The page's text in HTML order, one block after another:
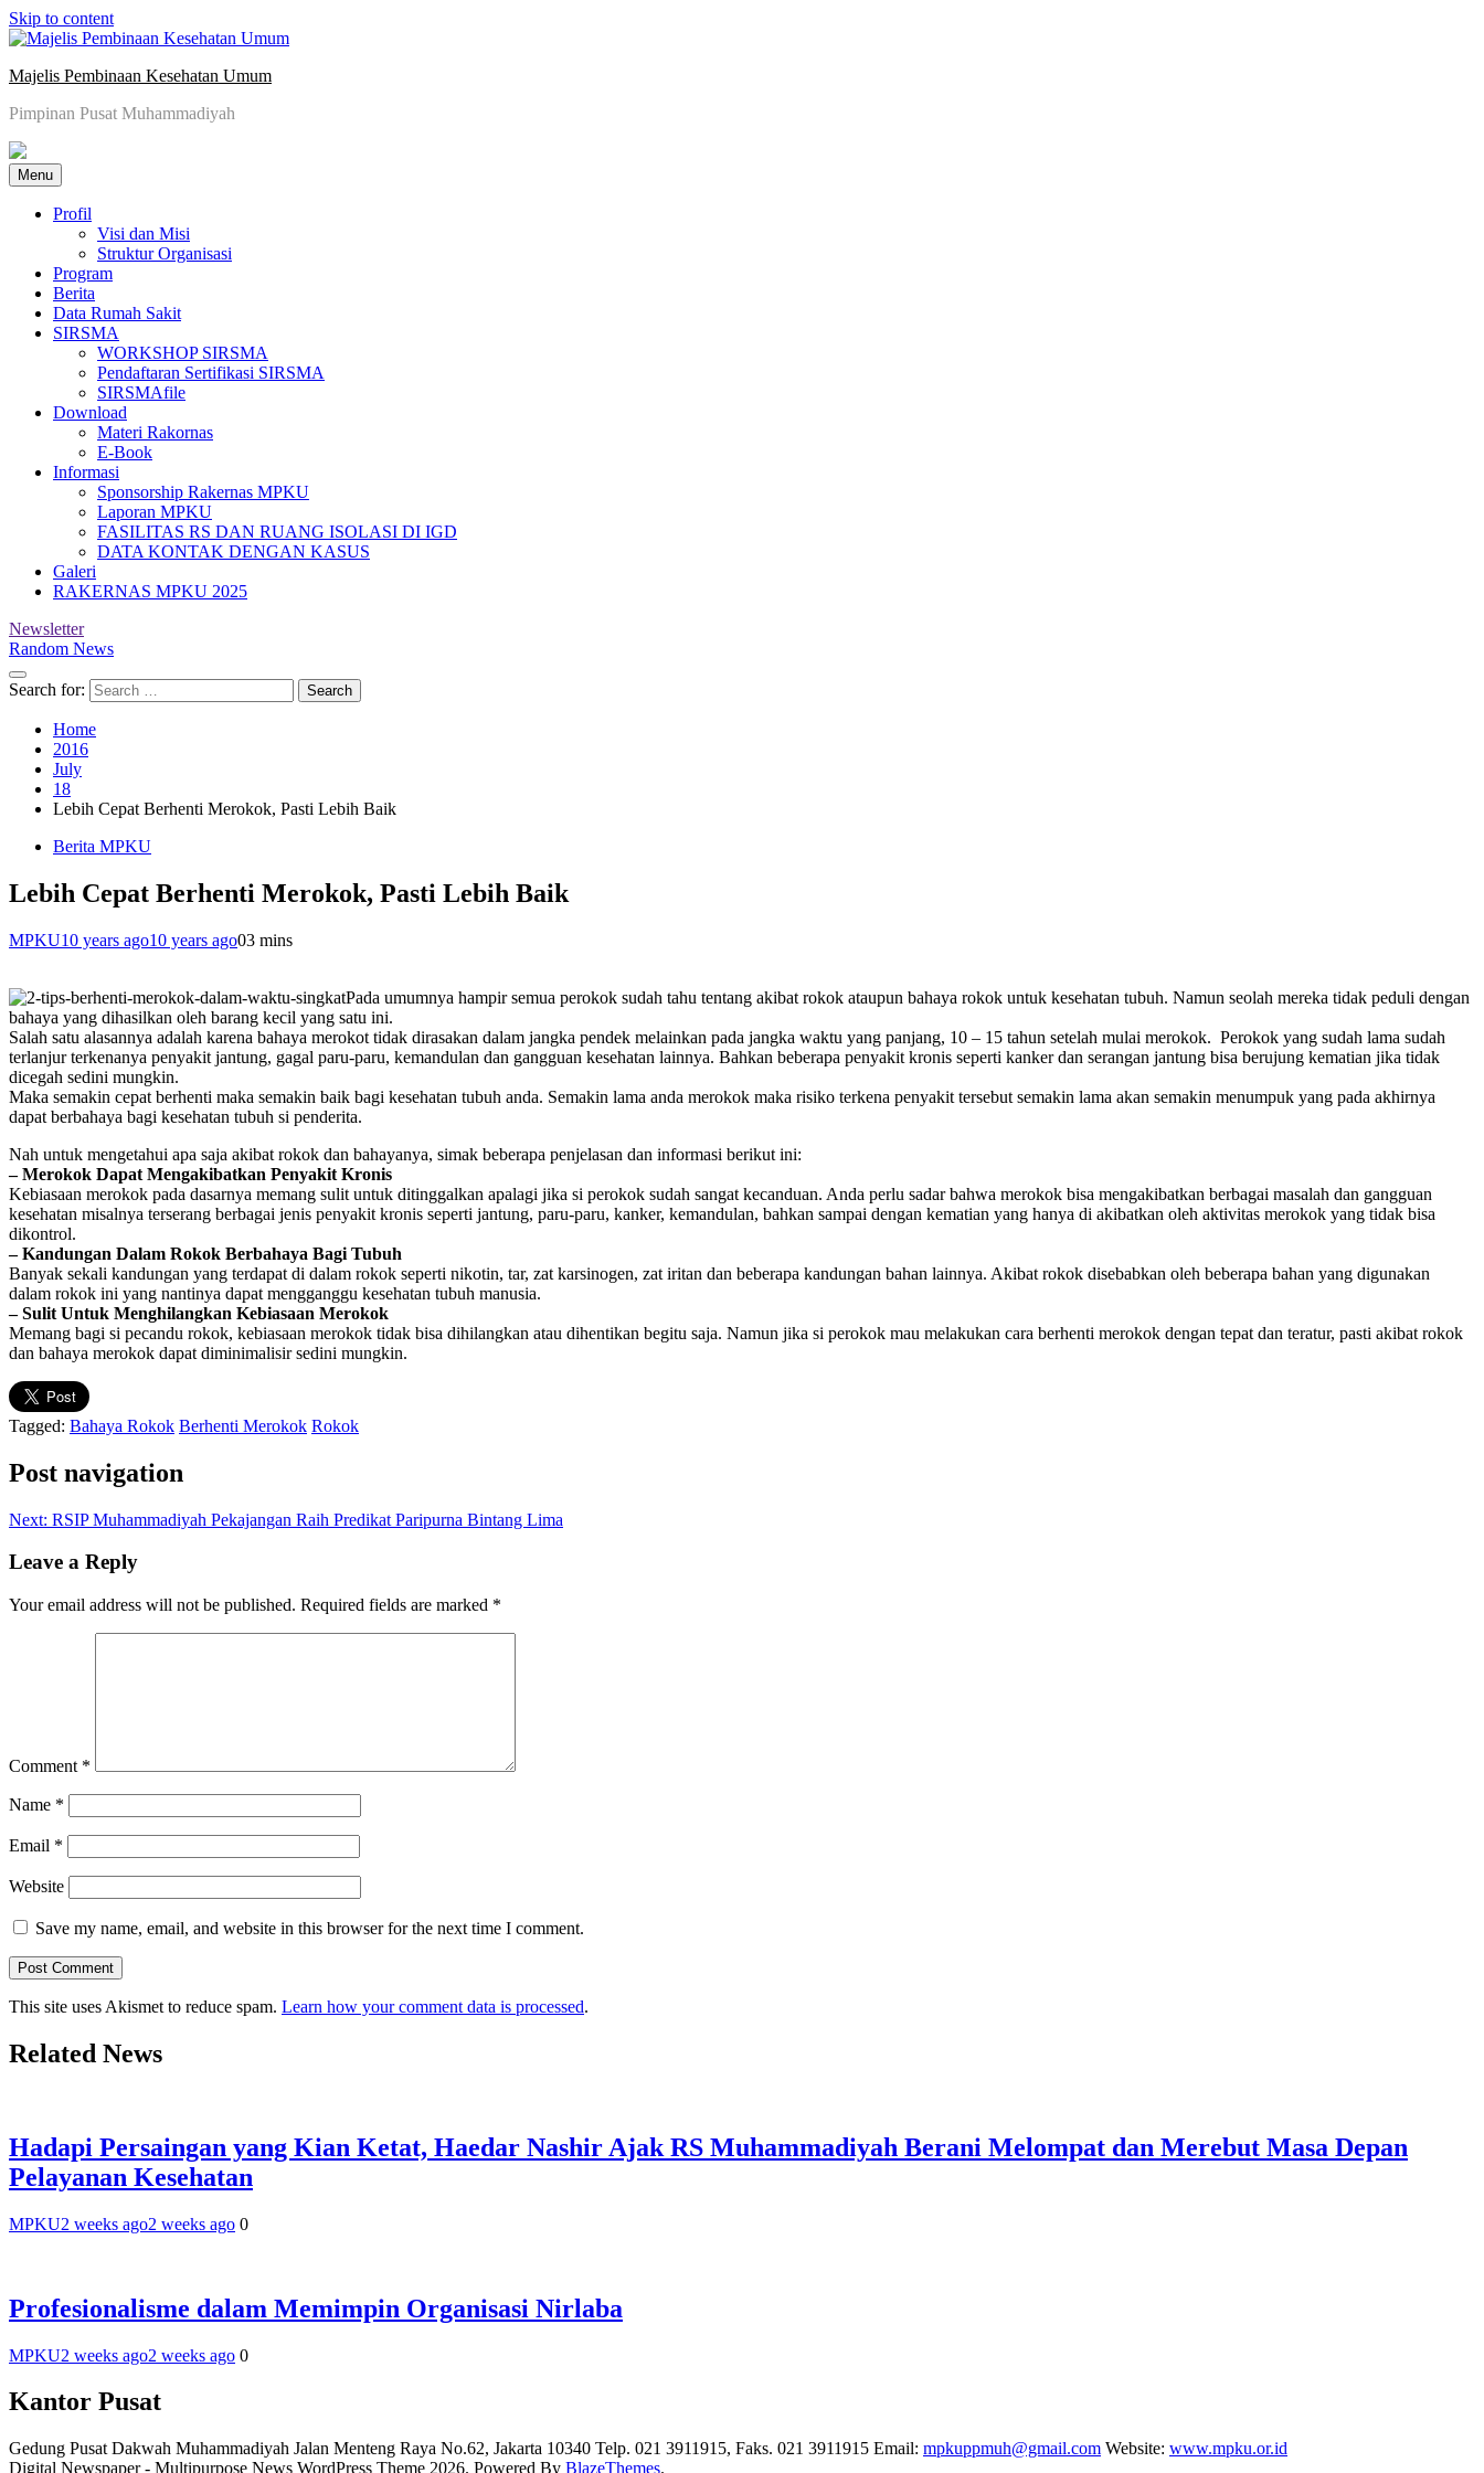
Skip to content
Majelis Pembinaan Kesehatan Umum
Pimpinan Pusat Muhammadiyah
Menu
Profil
Visi dan Misi
Struktur Organisasi
Program
Berita
Data Rumah Sakit
SIRSMA
WORKSHOP SIRSMA
Pendaftaran Sertifikasi SIRSMA
SIRSMAfile
Download
Materi Rakornas
E-Book
Informasi
Sponsorship Rakernas MPKU
Laporan MPKU
FASILITAS RS DAN RUANG ISOLASI DI IGD
DATA KONTAK DENGAN KASUS
Galeri
RAKERNAS MPKU 2025
Newsletter
Random News
Search for:
Home
2016
July
18
Lebih Cepat Berhenti Merokok, Pasti Lebih Baik
Berita MPKU
Lebih Cepat Berhenti Merokok, Pasti Lebih Baik
MPKU10 years ago10 years ago03 mins
Pada umumnya hampir semua perokok sudah tahu tentang akibat rokok ataupun bahaya rokok untuk kesehatan tubuh. Namun seolah mereka tidak peduli dengan
bahaya yang dihasilkan oleh barang kecil yang satu ini.
Salah satu alasannya adalah karena bahaya merokot tidak dirasakan dalam jangka pendek melainkan pada jangka waktu yang panjang, 10 – 15 tahun setelah mulai merokok. Perokok yang sudah lama sudah
terlanjur terkenanya penyakit jantung, gagal paru-paru, kemandulan dan gangguan kesehatan lainnya. Bahkan beberapa penyakit kronis seperti kanker dan serangan jantung bisa berujung kematian jika tidak
dicegah sedini mungkin.
Maka semakin cepat berhenti maka semakin baik bagi kesehatan tubuh anda. Semakin lama anda merokok maka risiko terkena penyakit tersebut semakin lama akan semakin menumpuk yang pada akhirnya
dapat berbahaya bagi kesehatan tubuh si penderita.
Nah untuk mengetahui apa saja akibat rokok dan bahayanya, simak beberapa penjelasan dan informasi berikut ini:
– Merokok Dapat Mengakibatkan Penyakit Kronis
Kebiasaan merokok pada dasarnya memang sulit untuk ditinggalkan apalagi jika si perokok sudah sangat kecanduan. Anda perlu sadar bahwa merokok bisa mengakibatkan berbagai masalah dan gangguan
kesehatan misalnya terserang berbagai jenis penyakit kronis seperti jantung, paru-paru, kanker, kemandulan, bahkan sampai dengan kematian yang hanya di akibatkan oleh aktivitas merokok yang tidak bisa
dikontrol.
– Kandungan Dalam Rokok Berbahaya Bagi Tubuh
Banyak sekali kandungan yang terdapat di dalam rokok seperti nikotin, tar, zat karsinogen, zat iritan dan beberapa kandungan bahan lainnya. Akibat rokok disebabkan oleh beberapa bahan yang digunakan
dalam rokok ini yang nantinya dapat mengganggu kesehatan tubuh manusia.
– Sulit Untuk Menghilangkan Kebiasaan Merokok
Memang bagi si pecandu rokok, kebiasaan merokok tidak bisa dihilangkan atau dihentikan begitu saja. Namun jika si perokok mau melakukan cara berhenti merokok dengan tepat dan teratur, pasti akibat rokok
dan bahaya merokok dapat diminimalisir sedini mungkin.
Tagged: Bahaya Rokok Berhenti Merokok Rokok
Post navigation
Next: RSIP Muhammadiyah Pekajangan Raih Predikat Paripurna Bintang Lima
Leave a Reply
Your email address will not be published. Required fields are marked *
Comment *
Name *
Email *
Website
Save my name, email, and website in this browser for the next time I comment.
This site uses Akismet to reduce spam. Learn how your comment data is processed.
Related News
Hadapi Persaingan yang Kian Ketat, Haedar Nashir Ajak RS Muhammadiyah Berani Melompat dan Merebut Masa Depan
Pelayanan Kesehatan
MPKU2 weeks ago2 weeks ago 0
Profesionalisme dalam Memimpin Organisasi Nirlaba
MPKU2 weeks ago2 weeks ago 0
Kantor Pusat
Gedung Pusat Dakwah Muhammadiyah Jalan Menteng Raya No.62, Jakarta 10340 Telp. 021 3911915, Faks. 021 3911915 Email: mpkuppmuh@gmail.com Website: www.mpku.or.id
Digital Newspaper - Multipurpose News WordPress Theme 2026. Powered By BlazeThemes.